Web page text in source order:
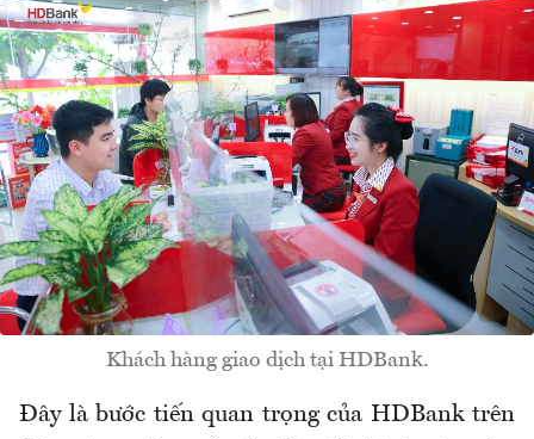
Khách hàng giao dịch tại HDBank.
Đây là bước tiến quan trọng của HDBank trên